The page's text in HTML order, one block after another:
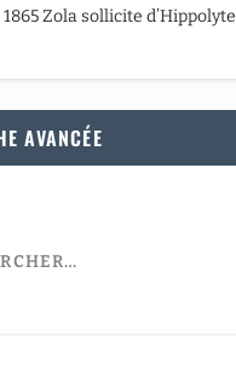
Zola sollicite
AVANCÉE